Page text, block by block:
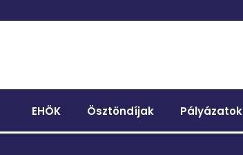
EHÖK Ösztöndíjak Pályázatok